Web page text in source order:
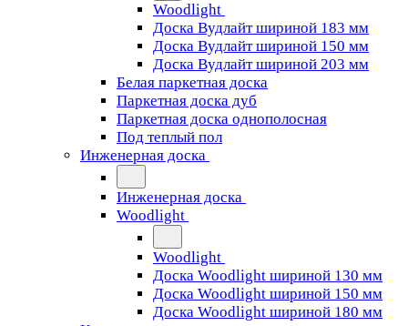
Woodlight
Доска Вудлайт шириной 183 мм
Доска Вудлайт шириной 150 мм
Доска Вудлайт шириной 203 мм
Белая паркетная доска
Паркетная доска дуб
Паркетная доска однополосная
Под теплый пол
Инженерная доска
Инженерная доска
Woodlight
Woodlight
Доска Woodlight шириной 130 мм
Доска Woodlight шириной 150 мм
Доска Woodlight шириной 180 мм